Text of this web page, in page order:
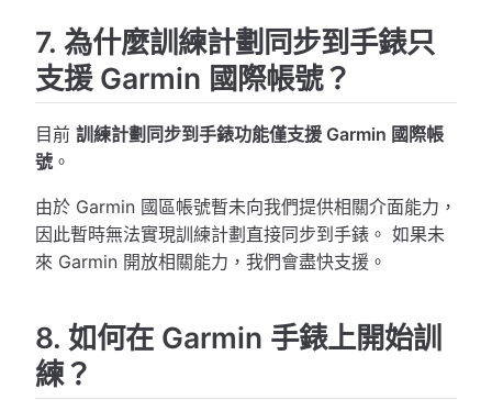
7. 為什麼訓練計劃同步到手錶只
支援 Garmin 國際帳號？
目前 訓練計劃同步到手錶功能僅支援 Garmin 國際帳
號 。
由於 Garmin 國區帳號暫未向我們提供相關介面能力，
因此暫時無法實現訓練計劃直接同步到手錶。 如果未
來 Garmin 開放相關能力，我們會盡快支援。
8. 如何在 Garmin 手錶上開始訓
練？